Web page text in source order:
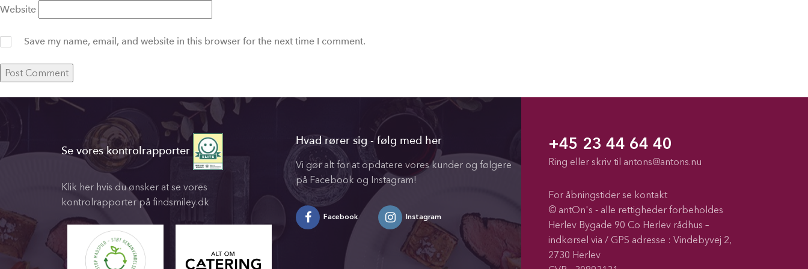
Website
Save my name, email, and website in this browser for the next time I comment.
Se vores kontrolrapporter
Klik her hvis du ønsker at se vores
kontrolrapporter på findsmiley.dk
Hvad rører sig - følg med her
Vi gør alt for at opdatere vores kunder og følgere
på Facebook og Instagram!
Facebook Instagram
+45 23 44 64 40
Ring eller skriv til antons@antons.nu
For åbningstider se kontakt
© antOn's - alle rettigheder forbeholdes
Herlev Bygade 90 Co Herlev rådhus –
indkørsel via / GPS adresse : Vindebyvej 2,
2730 Herlev